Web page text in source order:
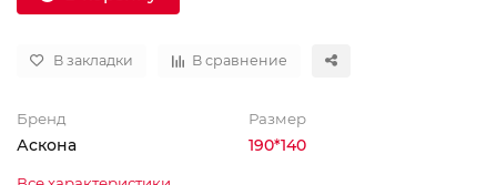
В закладки В сравнение
Бренд
Аскона
Размер
190*140